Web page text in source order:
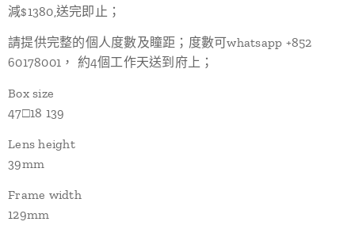
減$1380,送完即止；
請提供完整的個人度數及瞳距；度數可whatsapp +852
60178001， 約4個工作天送到府上；
Box size
47□18 139
Lens height
39mm
Frame width
129mm